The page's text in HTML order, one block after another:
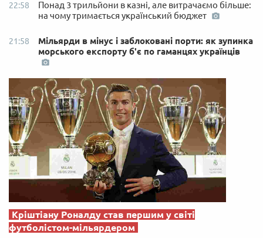
22:58
Понад 3 трильйони в казні, але витрачаємо більше:
на чому тримається український бюджет
21:58
Мільярди в мінус і заблоковані порти: як зупинка
морського експорту б'є по гаманцях українців
Кріштіану Роналду став першим у світі
футболістом-мільярдером